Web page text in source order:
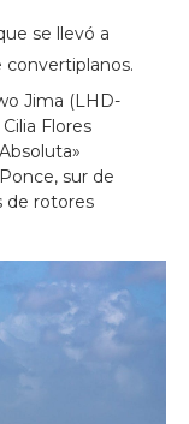
se llevó a
Jima (LHD-
Flores
sur de
de rotores